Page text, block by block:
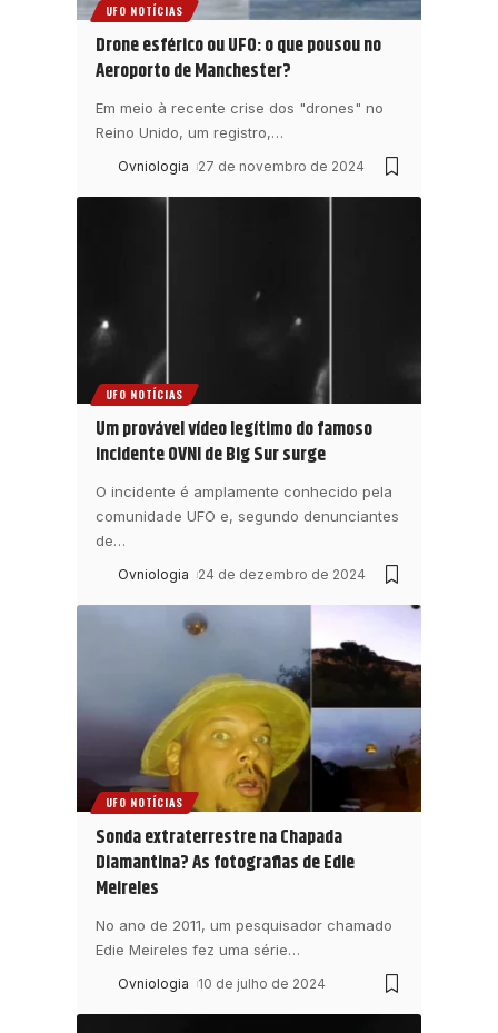
UFO NOTÍCIAS
Drone esférico ou UFO: o que pousou no
Aeroporto de Manchester?
Em meio à recente crise dos "drones" no
Reino Unido, um registro,…
Ovniologia 27 de novembro de 2024
UFO NOTÍCIAS
Um provável vídeo legítimo do famoso
incidente OVNI de Big Sur surge
O incidente é amplamente conhecido pela
comunidade UFO e, segundo denunciantes
de…
Ovniologia 24 de dezembro de 2024
UFO NOTÍCIAS
Sonda extraterrestre na Chapada
Diamantina? As fotografias de Edie
Meireles
No ano de 2011, um pesquisador chamado
Edie Meireles fez uma série…
Ovniologia 10 de julho de 2024